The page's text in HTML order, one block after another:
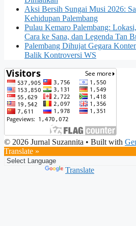
Aksi Bersih Sungai Musi 2026:
Kehidupan Palembang
Pulau Kemaro Palembang:
Cara ke Sana, dan Legenda Tan
Palembang Dihujat Gegara
Balik Kontroversi WS
© 2026 Jurnal Suzannita • Built with
Translate »
Translate